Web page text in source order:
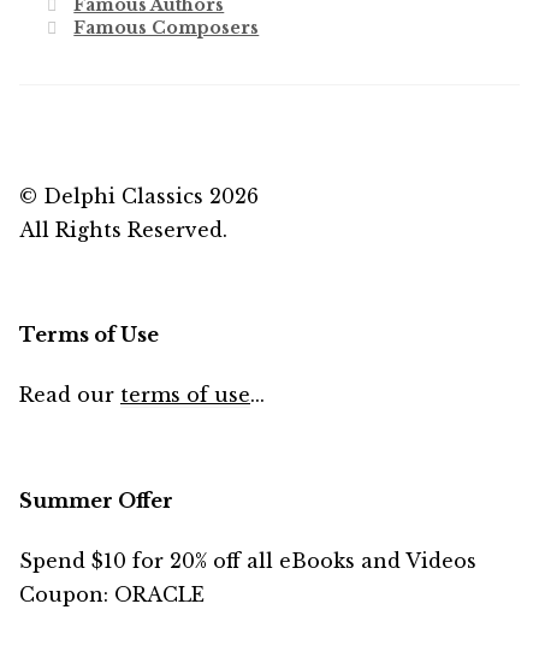
Famous Authors
Famous Composers
© Delphi Classics 2026
All Rights Reserved.
Terms of Use
Read our terms of use...
Summer Offer
Spend $10 for 20% off all eBooks and Videos
Coupon: ORACLE